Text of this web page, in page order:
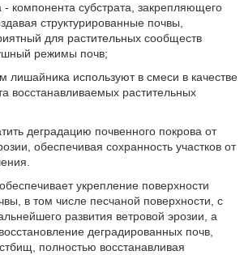
компонента субстрата, закрепляющего
структурированные почвы,
для растительных сообществ
режимы почв;
лишайника используют в смеси в качестве
восстанавливаемых растительных
деградацию почвенного покрова от
обеспечивая сохранность участков от
укрепление поверхности
в том числе песчаной поверхности, с
развития ветровой эрозии, а
деградированных почв,
полностью восстанавливая